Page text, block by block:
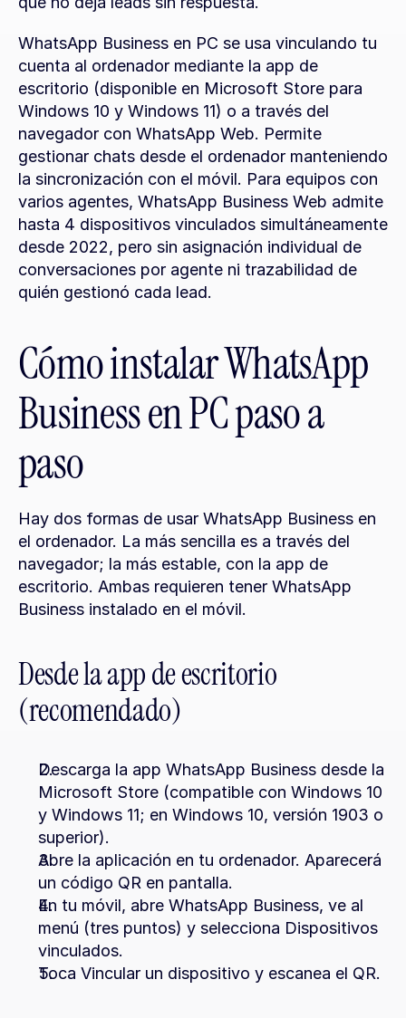
WhatsApp Business en PC se usa vinculando tu
cuenta al ordenador mediante la app de
escritorio (disponible en Microsoft Store para
Windows 10 y Windows 11) o a través del
navegador con WhatsApp Web. Permite
gestionar chats desde el ordenador manteniendo
la sincronización con el móvil. Para equipos con
varios agentes, WhatsApp Business Web admite
hasta 4 dispositivos vinculados simultáneamente
desde 2022, pero sin asignación individual de
conversaciones por agente ni trazabilidad de
quién gestionó cada lead.
Cómo instalar WhatsApp
Business en PC paso a
paso
Hay dos formas de usar WhatsApp Business en
el ordenador. La más sencilla es a través del
navegador; la más estable, con la app de
escritorio. Ambas requieren tener WhatsApp
Business instalado en el móvil.
Desde la app de escritorio
(recomendado)
Descarga la app WhatsApp Business desde la
Microsoft Store (compatible con Windows 10
y Windows 11; en Windows 10, versión 1903 o
superior).
Abre la aplicación en tu ordenador. Aparecerá
un código QR en pantalla.
En tu móvil, abre WhatsApp Business, ve al
menú (tres puntos) y selecciona Dispositivos
vinculados.
Toca Vincular un dispositivo y escanea el QR.